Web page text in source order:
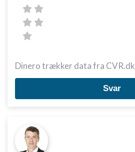
Dinero trækker data fra CVR.dk
Svar